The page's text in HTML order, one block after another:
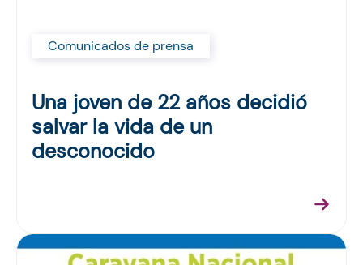
Comunicados de prensa
Una joven de 22 años decidió
salvar la vida de un
desconocido